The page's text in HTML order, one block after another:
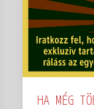
HA MÉG